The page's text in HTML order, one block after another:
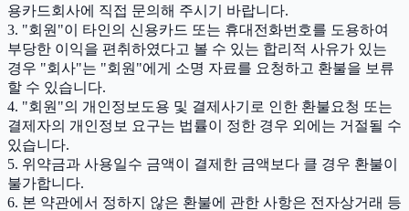
용카드회사에 직접 문의해 주시기 바랍니다.
3. "회원"이 타인의 신용카드 또는 휴대전화번호를 도용하여
부당한 이익을 편취하였다고 볼 수 있는 합리적 사유가 있는
경우 "회사"는 "회원"에게 소명 자료를 요청하고 환불을 보류
할 수 있습니다.
4. "회원"의 개인정보도용 및 결제사기로 인한 환불요청 또는
결제자의 개인정보 요구는 법률이 정한 경우 외에는 거절될 수
있습니다.
5. 위약금과 사용일수 금액이 결제한 금액보다 클 경우 환불이
불가합니다.
6. 본 약관에서 정하지 않은 환불에 관한 사항은 전자상거래 등